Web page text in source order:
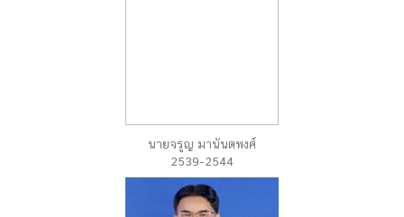
นายจรูญ มานันตพงศ์
2539-2544